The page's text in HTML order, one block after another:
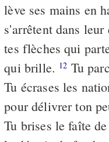
lève ses mains en
s'arrêtent dans
tes flèches qui
qui brille. 12 Tu
Tu écrases les
pour délivrer ton
Tu brises le faîte